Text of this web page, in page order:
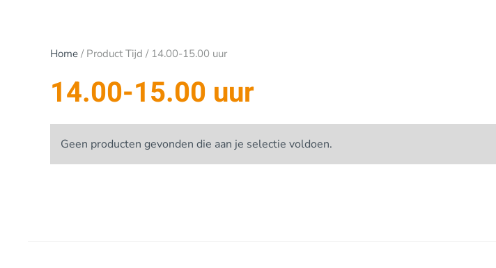
Home / Product Tijd / 14.00-15.00 uur
14.00-15.00 uur
Geen producten gevonden die aan je selectie voldoen.